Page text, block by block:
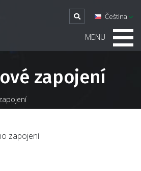
Čeština
MENU
zapojení
zapojení